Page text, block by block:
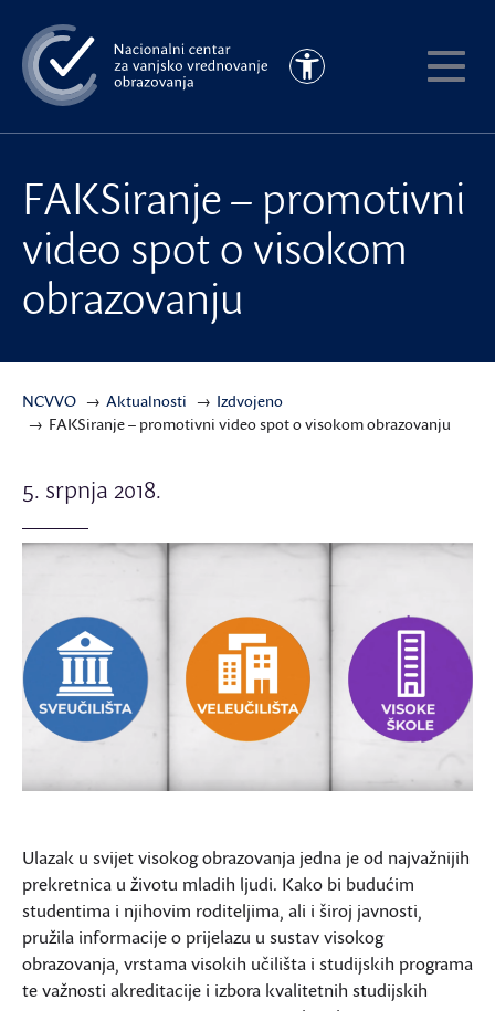
na
glavni
sadržaj
Pristupačnost
FAKSiranje – promotivni
video spot o visokom
obrazovanju
NCVVO Aktualnosti
Izdvojeno
FAKSiranje – promotivni video spot o visokom obrazovanju
5. srpnja 2018.
Ulazak u svijet visokog obrazovanja jedna je od najvažnijih
prekretnica u životu mladih ljudi. Kako bi budućim
studentima i njihovim roditeljima, ali i široj javnosti,
pružila informacije o prijelazu u sustav visokog
obrazovanja, vrstama visokih učilišta i studijskih programa
te važnosti akreditacije i izbora kvalitetnih studijskih